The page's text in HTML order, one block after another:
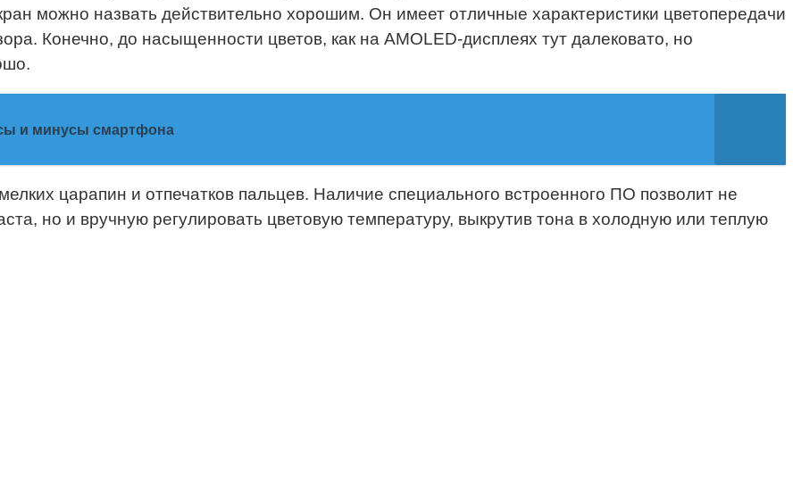
можно назвать действительно хорошим. Он имеет отличные характеристики цветопередачи
Конечно, до насыщенности цветов, как на AMOLED-дисплеях тут далековато, но
и минусы смартфона
царапин и отпечатков пальцев. Наличие специального встроенного ПО позволит не
но и вручную регулировать цветовую температуру, выкрутив тона в холодную или теплую